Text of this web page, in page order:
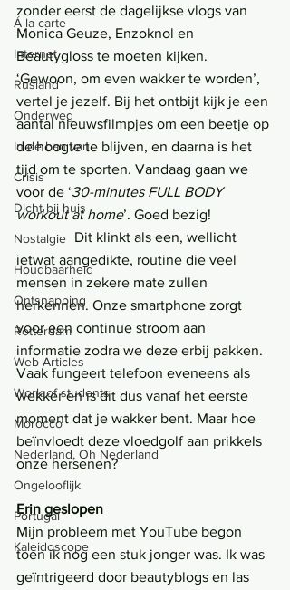
Á la carte
Internet
Rusland
Onderweg
In de ban van
Crisis
Dicht bij huis
Nostalgie
Houdbaarheid
Ontsnapping
Rotterdam
Web Articles
Work of students
Morocco
Nederland, Oh Nederland
Ongelooflijk
Portugal
Kaleidoscope
zonder eerst de dagelijkse vlogs van
Monica Geuze, Enzoknol en
Beautygloss te moeten kijken.
‘Gewoon, om even wakker te worden’,
vertel je jezelf. Bij het ontbijt kijk je een
aantal nieuwsfilmpjes om een beetje op
de hoogte te blijven, en daarna is het
tijd om te sporten. Vandaag gaan we
voor de ‘30-minutes FULL BODY
workout at home’. Goed bezig!
                Dit klinkt als een, wellicht
ietwat aangedikte, routine die veel
mensen in zekere mate zullen
herkennen. Onze smartphone zorgt
voor een continue stroom aan
informatie zodra we deze erbij pakken.
Vaak fungeert telefoon eveneens als
wekker en is dit dus vanaf het eerste
moment dat je wakker bent. Maar hoe
beïnvloedt deze vloedgolf aan prikkels
onze hersenen?
Erin geslopen
Mijn probleem met YouTube begon
toen ik nog een stuk jonger was. Ik was
geïntrigeerd door beautyblogs en las